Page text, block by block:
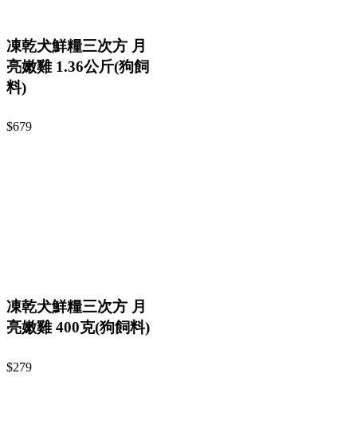
凍乾犬鮮糧三次方 月
亮嫩雞 1.36公斤(狗飼
料)
$679
凍乾犬鮮糧三次方 月
亮嫩雞 400克(狗飼料)
$279